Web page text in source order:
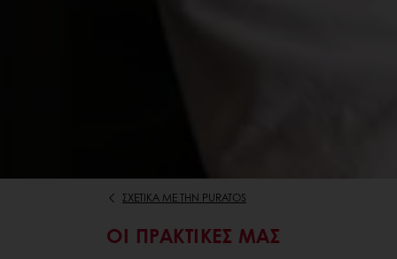
ΣΧΕΤΙΚΆ ΜΕ ΤΗΝ PURATOS
OI ΠΡΑΚΤΙΚΕΣ ΜΑΣ